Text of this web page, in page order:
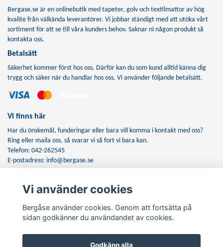
Bergase.se är en onlinebutik med tapeter, golv och textilmattor av hög
kvalite från välkända leverantörer. Vi jobbar ständigt med att utöka vårt
sortiment för att se till våra kunders behov. Saknar ni någon produkt så
kontakta oss.
Betalsätt
Säkerhet kommer först hos oss. Därför kan du som kund alltid känna dig
trygg och säker när du handlar hos oss. Vi använder följande betalsätt.
Vi finns här
Har du önskemål, funderingar eller bara vill komma i kontakt med oss?
Ring eller maila oss, så svarar vi så fort vi bara kan.
Telefon: 042-262545
E-postadress: info@bergase.se
Anmäl dig till vårt nyhetsbrev
Prenumerera
Vi använder cookies
Bergåse använder cookies. Genom att fortsätta på
sidan godkänner du användandet av cookies.
Godkänn alla